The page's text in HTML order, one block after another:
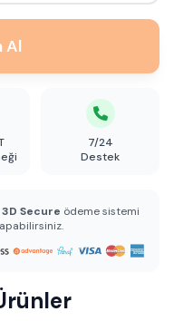
Al
7/24
Destek
3D Secure ödeme sistemi